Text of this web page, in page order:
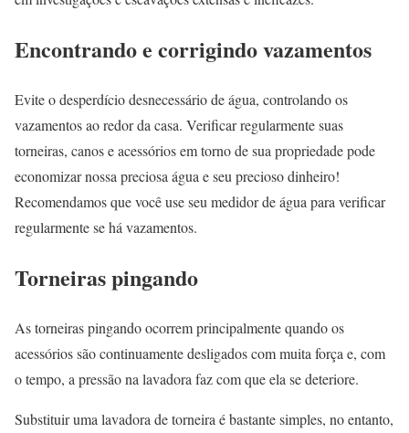
Encontrando e corrigindo vazamentos
Evite o desperdício desnecessário de água, controlando os
vazamentos ao redor da casa. Verificar regularmente suas
torneiras, canos e acessórios em torno de sua propriedade pode
economizar nossa preciosa água e seu precioso dinheiro!
Recomendamos que você use seu medidor de água para verificar
regularmente se há vazamentos.
Torneiras pingando
As torneiras pingando ocorrem principalmente quando os
acessórios são continuamente desligados com muita força e, com
o tempo, a pressão na lavadora faz com que ela se deteriore.
Substituir uma lavadora de torneira é bastante simples, no entanto,